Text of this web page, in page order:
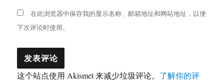
在此浏览器中保存我的显示名称、邮箱地址和网站地址，以便
下次评论时使用。
这个站点使用 Akismet 来减少垃圾评论。 了解你的评